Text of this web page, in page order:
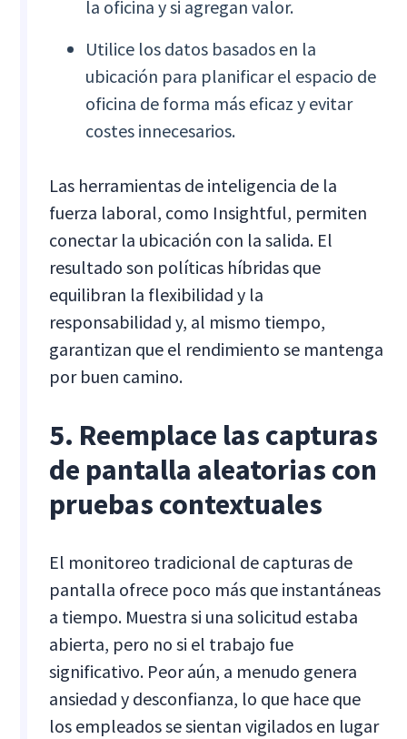
la oficina y si agregan valor.
Utilice los datos basados en la
ubicación para planificar el espacio de
oficina de forma más eficaz y evitar
costes innecesarios.
Las herramientas de inteligencia de la
fuerza laboral, como Insightful, permiten
conectar la ubicación con la salida. El
resultado son políticas híbridas que
equilibran la flexibilidad y la
responsabilidad y, al mismo tiempo,
garantizan que el rendimiento se mantenga
por buen camino.
5. Reemplace las capturas
de pantalla aleatorias con
pruebas contextuales
El monitoreo tradicional de capturas de
pantalla ofrece poco más que instantáneas
a tiempo. Muestra si una solicitud estaba
abierta, pero no si el trabajo fue
significativo. Peor aún, a menudo genera
ansiedad y desconfianza, lo que hace que
los empleados se sientan vigilados en lugar